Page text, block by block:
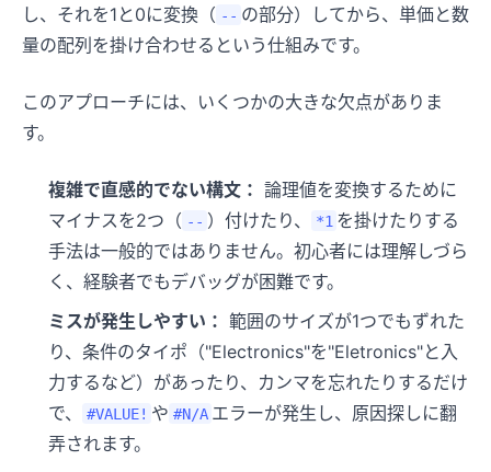
し、それを1と0に変換（ -- の部分）してから、単価と数
量の配列を掛け合わせるという仕組みです。
このアプローチには、いくつかの大きな欠点がありま
す。
複雑で直感的でない構文： 論理値を変換するために
マイナスを2つ（ -- ）付けたり、 *1 を掛けたりする
手法は一般的ではありません。初心者には理解しづら
く、経験者でもデバッグが困難です。
ミスが発生しやすい： 範囲のサイズが1つでもずれた
り、条件のタイポ（"Electronics"を"Eletronics"と入
力するなど）があったり、カンマを忘れたりするだけ
で、
#VALUE! や #N/A エラーが発生し、原因探しに翻
弄されます。